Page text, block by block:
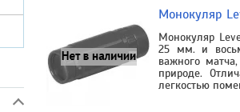
Монокуляр
Монокуляр
25 мм. и
важного
природе.
легкостью